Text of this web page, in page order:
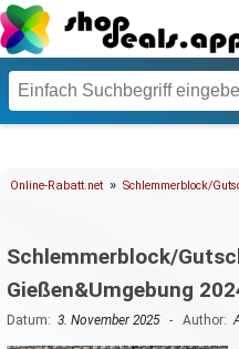
Online-Rabatt.net » Schlemmerblock/
Schlemmerblock/
Gießen&Umgebung
Datum: 3. November 2025- Author: